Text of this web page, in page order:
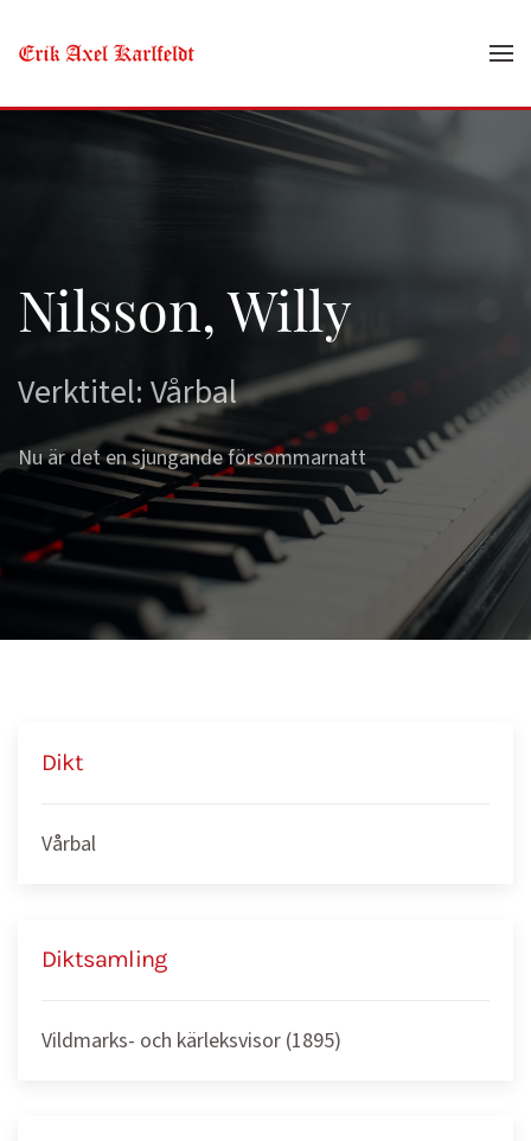
Skip to main content
Nilsson, Willy
Verktitel: Vårbal
Nu är det en sjungande försommarnatt
Dikt
Vårbal
Diktsamling
Vildmarks- och kärleksvisor (1895)